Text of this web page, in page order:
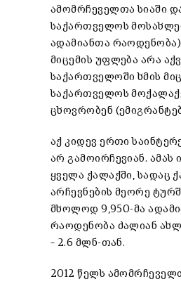
ამომრჩეველთა სიაში
საქართველოს
ადამიანთა რაოდენობა)
მიცემის უფლება არა
საქართველოში ხმის
საქართველოს
ცხოვრობენ
აქ კიდევ ერთი
არ გამოირჩევიან. ამას
ყველა ქალაქში, სადაც
არჩევნების მეორე
მხოლოდ 9,950-მა
რაოდენობა ძალიან
– 2.6 მლნ-თან.
2012 წელს